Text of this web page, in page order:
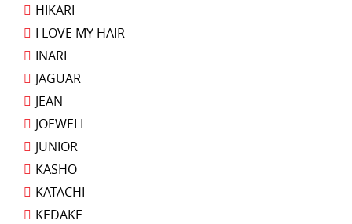
HIKARI
I LOVE MY HAIR
INARI
JAGUAR
JEAN
JOEWELL
JUNIOR
KASHO
KATACHI
KEDAKE